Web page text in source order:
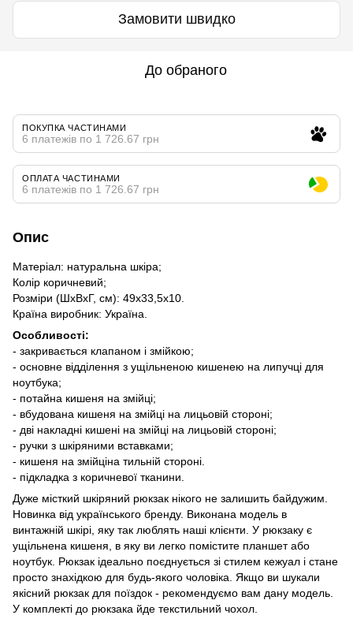
Замовити швидко
До обраного
ПОКУПКА ЧАСТИНАМИ
6 платежів по 1 726.67 грн
ОПЛАТА ЧАСТИНАМИ
6 платежів по 1 726.67 грн
Опис
Матеріал: натуральна шкіра;
Колір коричневий;
Розміри (ШхВхГ, см): 49х33,5х10.
Країна виробник: Україна.
Особливості:
- закривається клапаном і змійкою;
- основне відділення з ущільненою кишенею на липучці для
ноутбука;
- потайна кишеня на змійці;
- вбудована кишеня на змійці на лицьовій стороні;
- дві накладні кишені на змійці на лицьовій стороні;
- ручки з шкіряними вставками;
- кишеня на змійціна тильній стороні.
- підкладка з коричневої тканини.
Дуже місткий шкіряний рюкзак нікого не залишить байдужим.
Новинка від українського бренду. Виконана модель в
винтажній шкірі, яку так люблять наші клієнти. У рюкзаку є
ущільнена кишеня, в яку ви легко помістите планшет або
ноутбук. Рюкзак ідеально поєднується зі стилем кежуал і стане
просто знахідкою для будь-якого чоловіка. Якщо ви шукали
якісний рюкзак для поїздок - рекомендуємо вам дану модель.
У комплекті до рюкзака йде текстильний чохол.